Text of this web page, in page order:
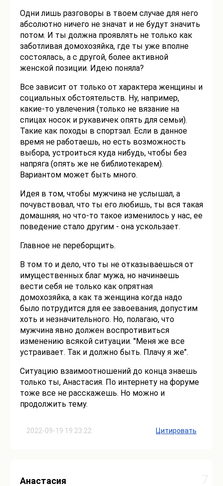
2022-09-19 19:23:22
Одни лишь разговоры в твоем случае для него
абсолютно ничего не значат и не будут значить
потом. И ты должна проявлять не только как
заботливая домохозяйка, где ты уже вполне
состоялась, а с другой, более активной
женской позиции. Идею поняла?
Все зависит от только от характера женщины и
социальных обстоятельств. Ну, например,
какие-то увлечения (только не вязание на
спицах носок и рукавичек опять для семьи).
Такие как походы в спортзал. Если в данное
время не работаешь, но есть возможность
выбора, устроиться куда нибудь, чтобы без
напряга (опять же не библиотекарем).
Вариантом может быть много.
Идея в том, чтобы мужчина не услышал, а
почувствовал, что ты его любишь, ты вся такая
домашняя, но что-то такое изменилось у нас, ее
поведение стало другим - она ускользает.
Главное не переборщить.
В том то и дело, что ты не отказываешься от
имущественных благ мужа, но начинаешь
вести себя не только как опрятная
домохозяйка, а как та женщина когда надо
было потрудится для ее завоевания, допустим
хоть и незначительного. Но, полагаю, что
мужчина явно должен воспротивиться
изменению всякой ситуации. "Меня же все
устраивает. Так и должно быть. Плачу я же".
Ситуацию взаимоотношений до конца знаешь
только ты, Анастасия. По интернету на форуме
тоже все не расскажешь. Но можно и
продолжить тему.
Цитировать
Анастасия